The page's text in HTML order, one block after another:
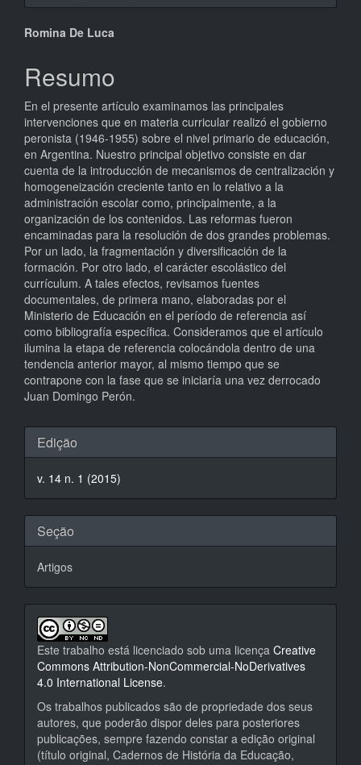
Conteúdo
do
artigo
principal
Romina De Luca
Resumo
En el presente artículo examinamos las principales
intervenciones que en materia curricular realizó el gobierno
peronista (1946-1955) sobre el nivel primario de educación,
en Argentina. Nuestro principal objetivo consiste en dar
cuenta de la introducción de mecanismos de centralización y
homogeneización creciente tanto en lo relativo a la
administración escolar como, principalmente, a la
organización de los contenidos. Las reformas fueron
encaminadas para la resolución de dos grandes problemas.
Por un lado, la fragmentación y diversificación de la
formación. Por otro lado, el carácter escolástico del
currículum. A tales efectos, revisamos fuentes
documentales, de primera mano, elaboradas por el
Ministerio de Educación en el período de referencia así
como bibliografía específica. Consideramos que el artículo
ilumina la etapa de referencia colocándola dentro de una
tendencia anterior mayor, al mismo tiempo que se
contrapone con la fase que se iniciaría una vez derrocado
Juan Domingo Perón.
Detalhes
do
artigo
Edição
v. 14 n. 1 (2015)
Seção
Artigos
Este trabalho está licenciado sob uma licença Creative
Commons Attribution-NonCommercial-NoDerivatives
4.0 International License.
Os trabalhos publicados são de propriedade dos seus
autores, que poderão dispor deles para posteriores
publicações, sempre fazendo constar a edição original
(título original, Cadernos de História da Educação,